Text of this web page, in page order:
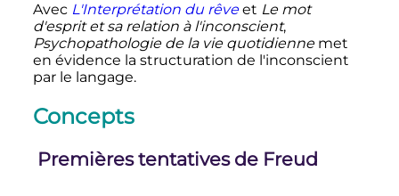
Avec L'Interprétation du rêveet Le mot
d'esprit et sa relation à l'inconscient,
Psychopathologie de la vie quotidienne met
en évidence la structuration de l'inconscient
par le langage.
Concepts
Premières tentatives de Freud